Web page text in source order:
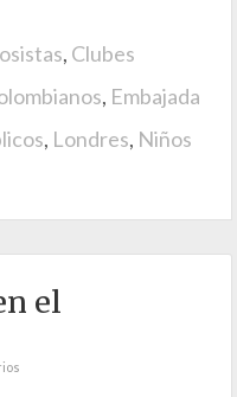
, Clubes
, Embajada
, Londres, Niños
el